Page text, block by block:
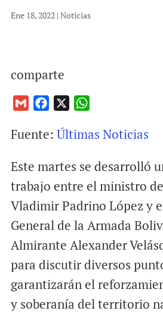
Ene 18, 2022| Noticias
comparte
a
l
c
b
k
a
s
A
p
Fuente: Últimas Noticias
Este martes se desarrolló
trabajo entre el ministro
Vladimir Padrino López y
General de la Armada
Almirante Alexander
para discutir diversos
garantizarán el
y soberanía del territorio